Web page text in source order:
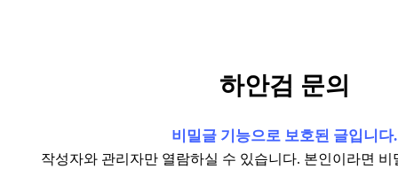
하안검 문의
비밀글 기능으로 보호된 글입니다.
작성자와 관리자만 열람하실 수 있습니다. 본인이라면